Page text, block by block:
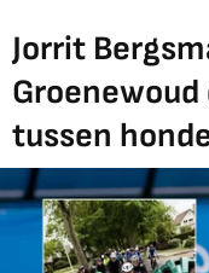
Jorrit
tussen